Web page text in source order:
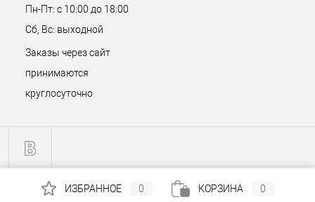
Пн-Пт: с 10:00 до 18:00
Сб, Вс: выходной
Заказы через сайт
принимаются
круглосуточно
ИЗБРАННОЕ 0 КОРЗИНА 0